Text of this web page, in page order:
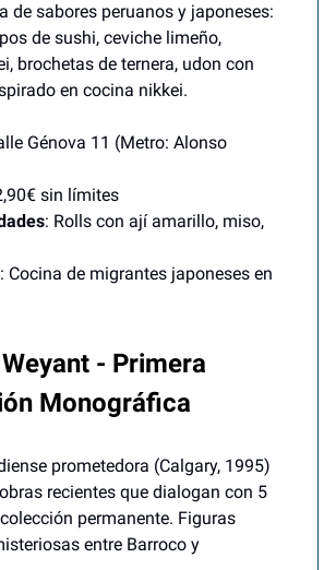
de sabores peruanos y japoneses:
de sushi, ceviche limeño,
brochetas de ternera, udon con
en cocina nikkei.
Génova 11 (Metro: Alonso
sin límites
: Rolls con ají amarillo, miso,
: Cocina de migrantes japoneses en
- Primera
Monográfica
prometedora (Calgary, 1995)
recientes que dialogan con 5
permanente. Figuras
entre Barroco y